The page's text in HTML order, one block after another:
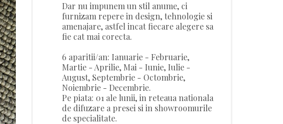
Dar nu impunem un stil anume, ci
furnizam repere in design, tehnologie si
amenajare, astfel incat fiecare alegere sa
fie cat mai corecta.
6 aparitii/an: Ianuarie - Februarie,
Martie - Aprilie, Mai - Iunie, Iulie -
August, Septembrie - Octombrie,
Noiembrie - Decembrie.
Pe piata: 01 ale lunii, in reteaua nationala
de difuzare a presei si in showroomurile
de specialitate.